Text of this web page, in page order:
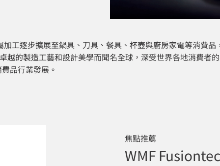
加工逐步擴展至鍋具、刀具、餐具、杯壺與廚房家電等消費
越的製造工藝和設計美學而聞名全球，深受世界各地消費者
品行業發展。
焦點推薦
WMF